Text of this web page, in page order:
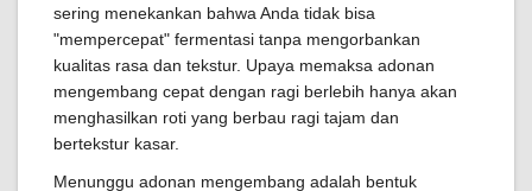
sering menekankan bahwa Anda tidak bisa
"mempercepat" fermentasi tanpa mengorbankan
kualitas rasa dan tekstur. Upaya memaksa adonan
mengembang cepat dengan ragi berlebih hanya akan
menghasilkan roti yang berbau ragi tajam dan
bertekstur kasar.
Menunggu adonan mengembang adalah bentuk